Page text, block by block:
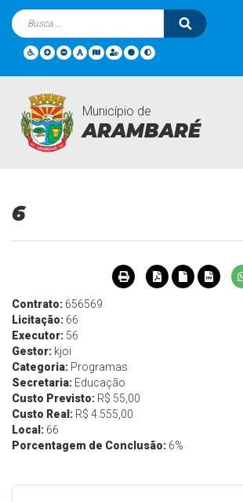
Município de
ARAMBARÉ
Obras
6
Contrato: 656569
Licitação: 66
Executor: 56
Gestor: kjoi
Categoria: Programas
Secretaria: Educação
Custo Previsto: R$ 55,00
Custo Real: R$ 4.555,00
Local: 66
Porcentagem de Conclusão: 6%